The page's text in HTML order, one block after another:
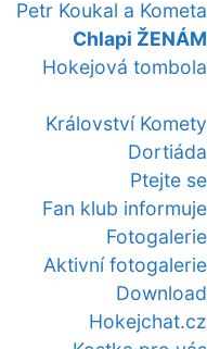
Petr Koukal a Kometa
Chlapi ŽENÁM
Hokejová tombola
Království Komety
Dortiáda
Ptejte se
Fan klub informuje
Fotogalerie
Aktivní fotogalerie
Download
Hokejchat.cz